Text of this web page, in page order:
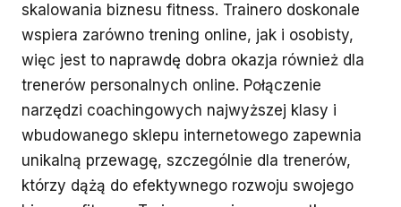
skalowania biznesu fitness. Trainero doskonale
wspiera zarówno trening online, jak i osobisty,
więc jest to naprawdę dobra okazja również dla
trenerów personalnych online. Połączenie
narzędzi coachingowych najwyższej klasy i
wbudowanego sklepu internetowego zapewnia
unikalną przewagę, szczególnie dla trenerów,
którzy dążą do efektywnego rozwoju swojego